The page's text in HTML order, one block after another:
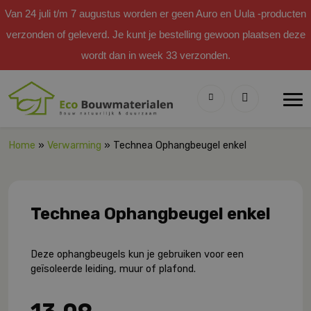
Van 24 juli t/m 7 augustus worden er geen Auro en Uula -producten
verzonden of geleverd. Je kunt je bestelling gewoon plaatsen deze
wordt dan in week 33 verzonden.
Home » Verwarming » Technea Ophangbeugel enkel
Technea Ophangbeugel enkel
Deze ophangbeugels kun je gebruiken voor een
geïsoleerde leiding, muur of plafond.